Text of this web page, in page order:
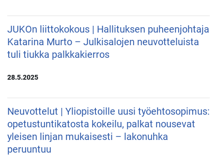
JUKOn liittokokous | Hallituksen puheenjohtaja
Katarina Murto – Julkisalojen neuvotteluista
tuli tiukka palkkakierros
28.5.2025
Neuvottelut | Yliopistoille uusi työehtosopimus:
opetustuntikatosta kokeilu, palkat nousevat
yleisen linjan mukaisesti – lakonuhka
peruuntuu